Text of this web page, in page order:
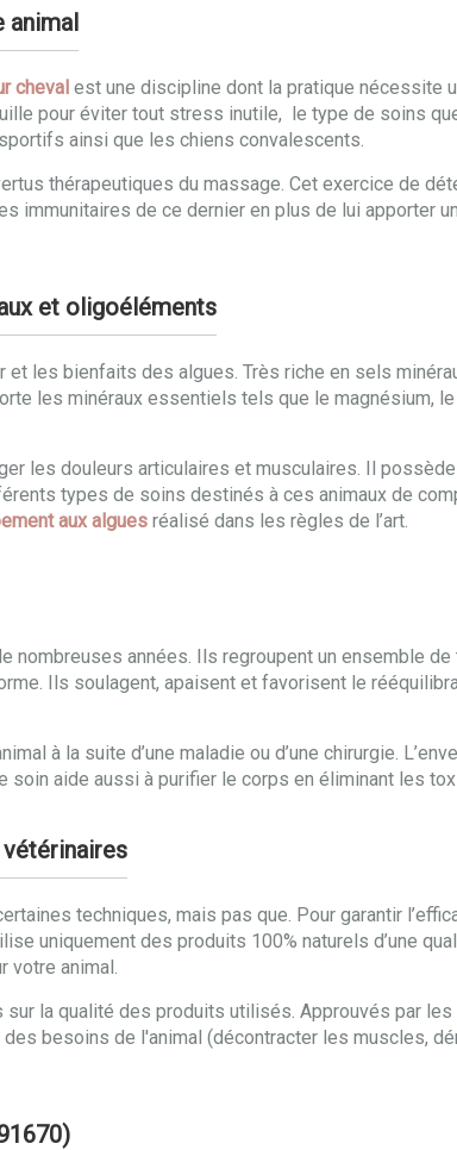
animal
cheval est une discipline dont la pratique nécessite
pour éviter tout stress inutile, le type de soins
ainsi que les chiens convalescents.
thérapeutiques du massage. Cet exercice de
immunitaires de ce dernier en plus de lui apporter
et oligoéléments
les bienfaits des algues. Très riche en sels
les minéraux essentiels tels que le magnésium,
les douleurs articulaires et musculaires. Il
types de soins destinés à ces animaux de
aux algues réalisé dans les règles de l’art.
années. Ils regroupent un ensemble
Ils soulagent, apaisent et favorisent le
à la suite d’une maladie ou d’une chirurgie.
aide aussi à purifier le corps en éliminant les
techniques, mais pas que. Pour garantir
uniquement des produits 100% naturels d’une
votre animal.
la qualité des produits utilisés. Approuvés par
besoins de l'animal (décontracter les muscles,